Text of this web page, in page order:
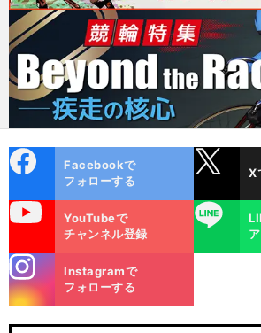
ok
Facebookで
フォローする
X
YouTubeで
チャンネル登録
LINE
m
Instagramで
フォローする